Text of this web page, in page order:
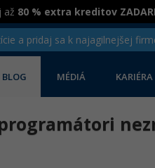
až 80 % extra kreditov
a pridaj sa k najagilnejšej
BLOG MÉDIÁ KARIÉRA